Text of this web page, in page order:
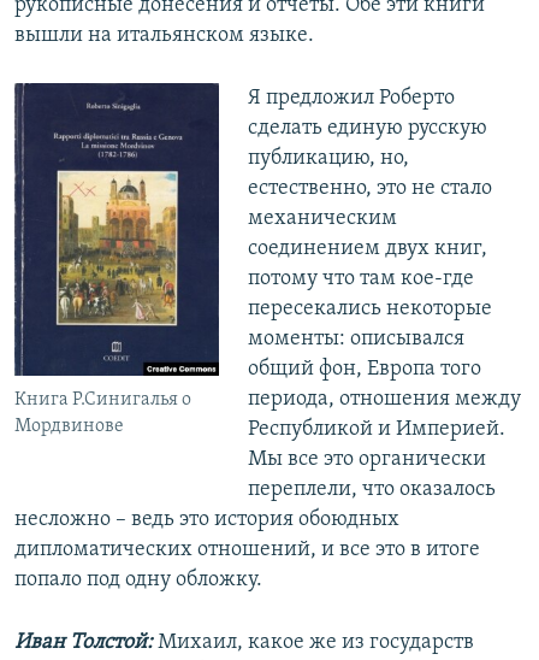
рукописные донесения и отчеты. Обе эти книги
вышли на итальянском языке.
Книга Р.Синигалья о
Мордвинове
Я предложил Роберто
сделать единую русскую
публикацию, но,
естественно, это не стало
механическим
соединением двух книг,
потому что там кое-где
пересекались некоторые
моменты: описывался
общий фон, Европа того
периода, отношения между
Республикой и Империей.
Мы все это органически
переплели, что оказалось
несложно – ведь это история обоюдных
дипломатических отношений, и все это в итоге
попало под одну обложку.
Иван Толстой:Михаил, какое же из государств